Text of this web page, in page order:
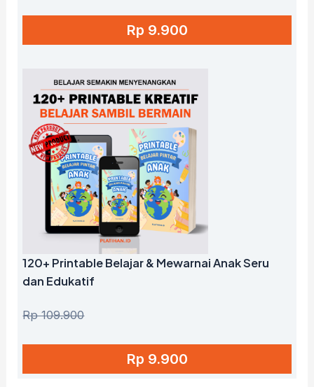
Rp 9.900
120+ Printable Belajar & Mewarnai Anak Seru
dan Edukatif
Rp 109.900
Rp 9.900